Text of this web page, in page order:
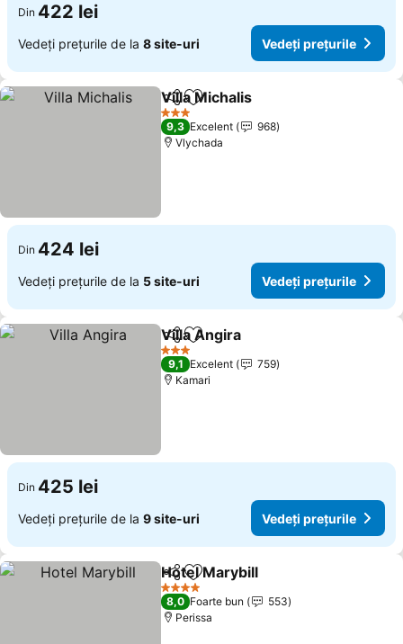
Din 422 lei
Vedeți prețurile de la 8 site-uri Vedeți prețurile
DistribuițiAdăugaţi la favorite
Villa Michalis
3 Stele
9,3 Excelent
968
Vlychada
Din 424 lei
Vedeți prețurile de la 5 site-uri Vedeți prețurile
DistribuițiAdăugaţi la favorite
Villa Angira
3 Stele
9,1 Excelent
759
Kamari
Din 425 lei
Vedeți prețurile de la 9 site-uri Vedeți prețurile
DistribuițiAdăugaţi la favorite
Hotel Marybill
4 Stele
8,0 Foarte bun
553
Perissa